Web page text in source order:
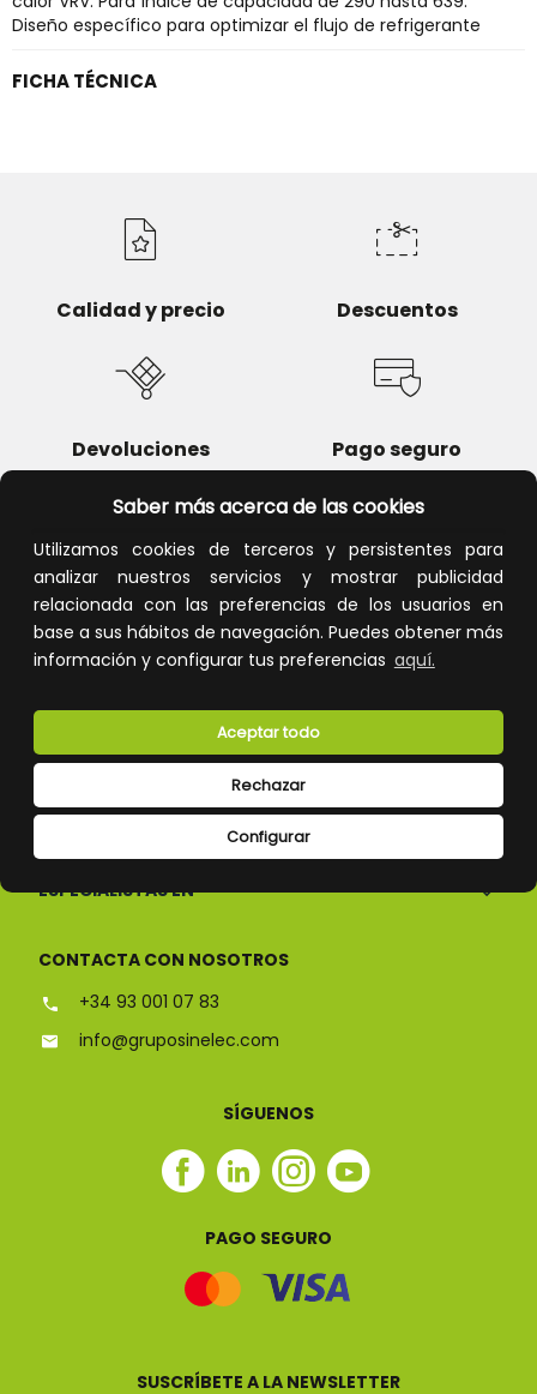
Saber más acerca de las cookies
Utilizamos cookies de terceros y persistentes para
analizar nuestros servicios y mostrar publicidad
relacionada con las preferencias de los usuarios en
base a sus hábitos de navegación. Puedes obtener más
información y configurar tus preferencias aquí.
Configurar
Rechazar
Aceptar todo
Diseño específico para optimizar el flujo de refrigerante
FICHA TÉCNICA
Calidad y precio Descuentos
Devoluciones Pago seguro
Atención al cliente
CONÓCENOS
ESPECIALISTAS EN
CONTACTA CON NOSOTROS
+34 93 001 07 83
info@gruposinelec.com
SÍGUENOS
Facebook
Linkedin
Instagram
Youtube
PAGO SEGURO
SUSCRÍBETE A LA NEWSLETTER